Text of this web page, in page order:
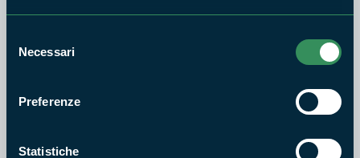
delNecessari
Preferenze
Statistiche